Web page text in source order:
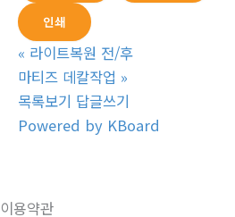
인쇄
« 라이트복원 전/후
마티즈 데칼작업 »
목록보기 답글쓰기
Powered by KBoard
이용약관